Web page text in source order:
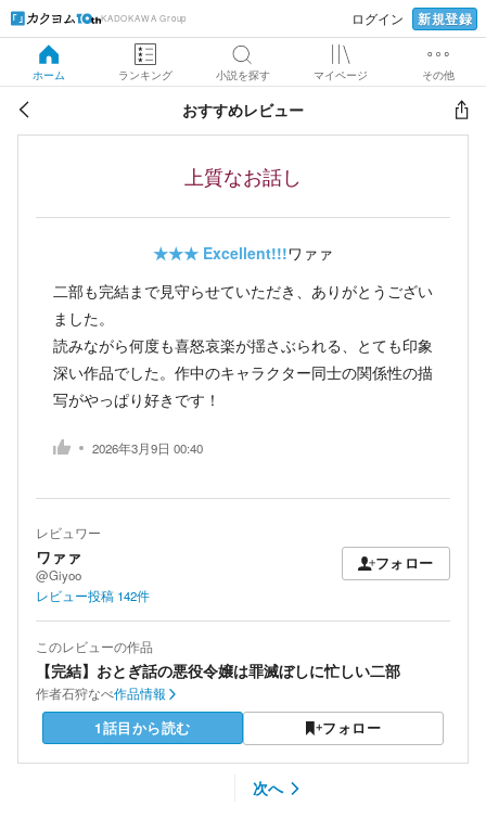
KADOKAWA Group ログイン 新規登録
ホーム ランキング 小説を探す マイページ その他
おすすめレビュー
上質なお話し
★★★ Excellent!!!ワァァ
二部も完結まで見守らせていただき、ありがとうござい
ました。
読みながら何度も喜怒哀楽が揺さぶられる、とても印象
深い作品でした。作中のキャラクター同士の関係性の描
写がやっぱり好きです！
2026年3月9日 00:40
レビュワー
ワァァ
@Giyoo
フォロー
レビュー投稿 142件
このレビューの作品
【完結】おとぎ話の悪役令嬢は罪滅ぼしに忙しい二部
作者石狩なべ作品情報
1話目から読む フォロー
次へ